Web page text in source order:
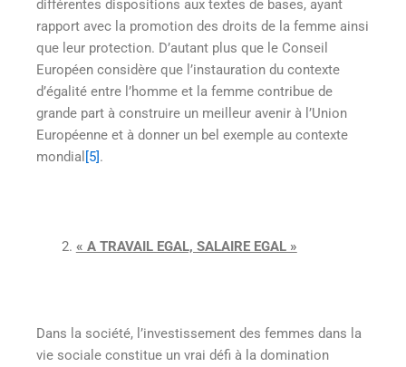
différentes dispositions aux textes de bases, ayant
rapport avec la promotion des droits de la femme ainsi
que leur protection. D’autant plus que le Conseil
Européen considère que l’instauration du contexte
d’égalité entre l’homme et la femme contribue de
grande part à construire un meilleur avenir à l’Union
Européenne et à donner un bel exemple au contexte
mondial [5].
« A TRAVAIL EGAL, SALAIRE EGAL »
Dans la société, l’investissement des femmes dans la
vie sociale constitue un vrai défi à la domination